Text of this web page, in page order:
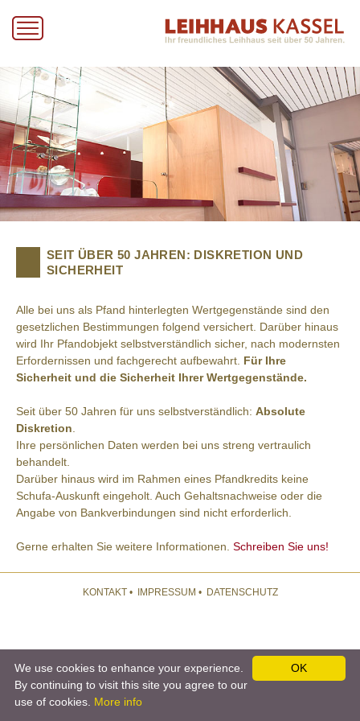
SEIT ÜBER 50 JAHREN: DISKRETION UND
SICHERHEIT
Alle bei uns als Pfand hinterlegten Wertgegenstände sind den
gesetzlichen Bestimmungen folgend versichert. Darüber hinaus
wird Ihr Pfandobjekt selbstverständlich sicher, nach modernsten
Erfordernissen und fachgerecht aufbewahrt. Für Ihre
Sicherheit und die Sicherheit Ihrer Wertgegenstände.
Seit über 50 Jahren für uns selbstverständlich: Absolute
Diskretion
Ihre persönlichen Daten werden bei uns streng vertraulich
behandelt.
Darüber hinaus wird im Rahmen eines Pfandkredits keine
Schufa-Auskunft eingeholt. Auch Gehaltsnachweise oder die
Angabe von Bankverbindungen sind nicht erforderlich.
Gerne erhalten Sie weitere Informationen. Schreiben Sie uns!
KONTAKT• IMPRESSUM • DATENSCHUTZ
OK
We use cookies to enhance your experience.
By continuing to visit this site you agree to our
use of cookies. More info